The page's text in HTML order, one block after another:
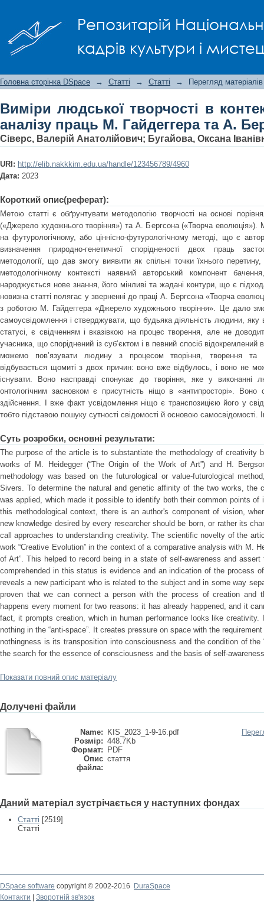
Репозитарій
кадрів культури і
Гайдеггера та А. Бергсона
Головна сторінка DSpace → Статті → Статті → Перегляд матеріалів
Виміри людської творчості в
аналізу праць М. Гайдеггера та А.
Сіверс, Валерій Анатолійович; Бугайова, Оксана
URI: http://elib.nakkkim.edu.ua/handle/123456789/4960
Дата: 2023
Короткий опис(реферат):
Метою статті є обґрунтувати методологію творчості на основі
(«Джерело художнього творіння») та А. Бергсона («Творча еволюція»).
на футурологічному, або ціннісно-футурологічному методі, що є
визначення природно-генетичної спорідненості двох праць
методології, що дав змогу виявити як спільні точки їхнього
методологічному контексті наявний авторський компонент
народжується нове знання, його мінливі та жадані контури, що є
новизна статті полягає у зверненні до праці А. Бергсона «Творча
з роботою М. Гайдеггера «Джерело художнього творіння». Це дало
самоусвідомлення і стверджувати, що будьяка діяльність людини,
статусі, є свідченням і вказівкою на процес творення, але не
учасника, що споріднений із суб’єктом і в певний спосіб
можемо пов’язувати людину з процесом творіння, творення та
відбувається щомиті з двох причин: воно вже відбулось, і воно не
існувати. Воно насправді спонукає до творіння, яке у виконанні
онтологічним засновком є присутність ніщо в «антипросторі».
здійснення. І вже факт усвідомлення ніщо є транспозицією його у
тобто підставою пошуку сутності свідомості й основою самосвідомості.
Суть розробки, основні результати:
The purpose of the article is to substantiate the methodology of creativity
works of M. Heidegger (“The Origin of the Work of Art”) and H.
methodology was based on the futurological or value-futurological
Sivers. To determine the natural and genetic affinity of the two works, the
was applied, which made it possible to identify both their common points
this methodological context, there is an author's component of vision,
new knowledge desired by every researcher should be born, or rather its
call approaches to understanding creativity. The scientific novelty of the
work “Creative Evolution” in the context of a comparative analysis with M.
of Art”. This helped to record being in a state of self-awareness and
comprehended in this status is evidence and an indication of the process
reveals a new participant who is related to the subject and in some way
proven that we can connect a person with the process of creation and
happens every moment for two reasons: it has already happened, and it
fact, it prompts creation, which in human performance looks like
nothing in the “anti-space”. It creates pressure on space with the
nothingness is its transposition into consciousness and the condition of the
the search for the essence of consciousness and the basis of self-
Показати повний опис матеріалу
Долучені файли
Name:
KIS_2023_1-9-16.pdf
Розмір: 448.7Kb
Формат:
PDF
Опис
файла:
стаття
Даний матеріал зустрічається у наступних фондах
Статті [2519]
Статті
DSpace software copyright © 2002-2016
DuraSpace
Контакти
Зворотній зв'язок